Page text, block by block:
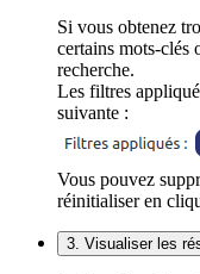
Si vous obtenez
certains mots-clés
recherche.
Les filtres
suivante :
Vous pouvez
réinitialiser en
3. Visualiser les